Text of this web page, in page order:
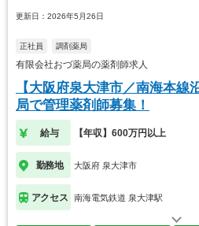
更新日：2026年5月26日
正社員 調剤薬局
有限会社おづ薬局の薬剤師求人
【大阪府泉大津市／南海本線
局で管理薬剤師募集！
給与 【年収】600万円以上
勤務地 大阪府 泉大津市
アクセス 南海電気鉄道 泉大津駅